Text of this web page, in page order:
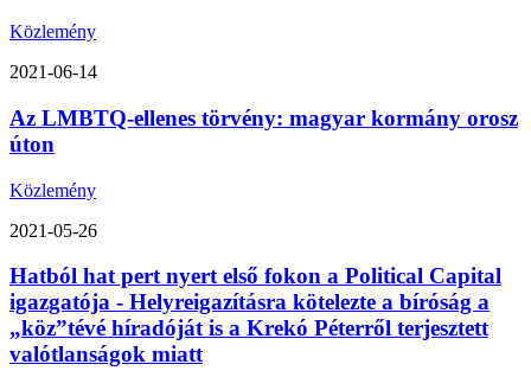
Közlemény
2021-06-14
Az LMBTQ-ellenes törvény: magyar kormány orosz
úton
Közlemény
2021-05-26
Hatból hat pert nyert első fokon a Political Capital
igazgatója - Helyreigazításra kötelezte a bíróság a
„köz”tévé híradóját is a Krekó Péterről terjesztett
valótlanságok miatt